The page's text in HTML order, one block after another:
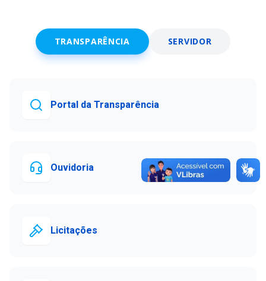
TRANSPARÊNCIA SERVIDOR
Portal da Transparência
Ouvidoria
Licitações